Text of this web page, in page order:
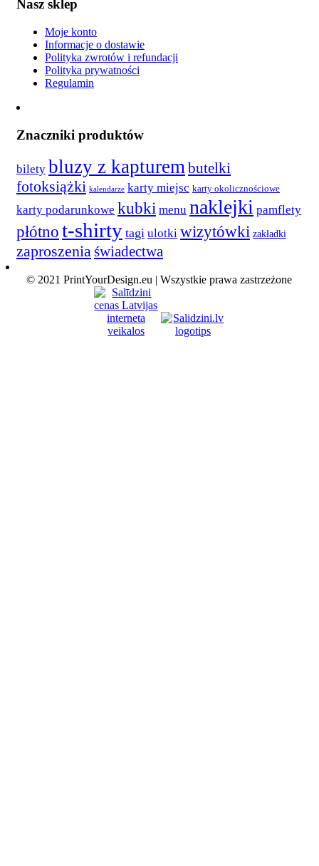
Nasz sklep
Moje konto
Informacje o dostawie
Polityka zwrotów i refundacji
Polityka prywatności
Regulamin
Znaczniki produktów
bilety bluzy z kapturembutelki
fotoksiążki kalendarze karty miejsc karty okolicznościowe
karty podarunkowe kubki menu naklejki pamflety
płótnot-shirty tagi ulotki wizytówki zakładki
zaproszeniaświadectwa
© 2021 PrintYourDesign.eu | Wszystkie prawa zastrzeżone